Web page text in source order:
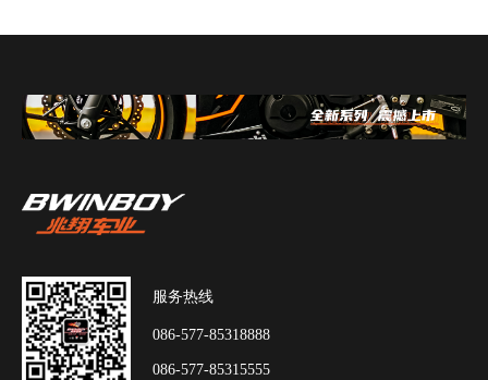
服务热线
086-577-85318888
086-577-85315555